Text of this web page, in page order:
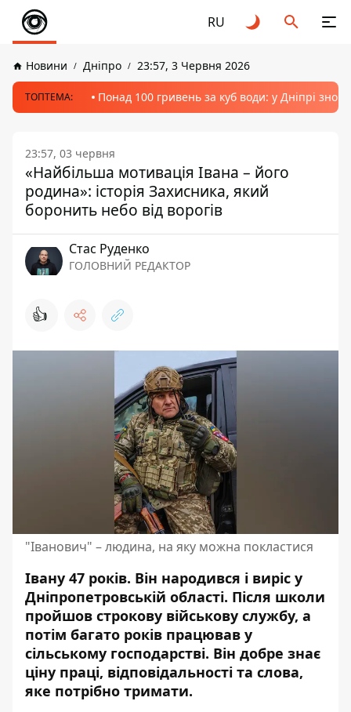
RU
Новини Дніпро 23:57, 3 Червня 2026
ТОПТЕМА: Понад 100 гривень за куб води: у Дніпрі
23:57, 03 червня
«Найбільша мотивація Івана – його
родина»: історія Захисника, який
боронить небо від ворогів
Стас Руденко
ГОЛОВНИЙ РЕДАКТОР
👍
"Іванович" – людина, на яку можна покластися
Івану 47 років. Він народився і виріс у
Дніпропетровській області. Після школи
пройшов строкову військову службу, а
потім багато років працював у
сільському господарстві. Він добре знає
ціну праці, відповідальності та слова,
яке потрібно тримати.